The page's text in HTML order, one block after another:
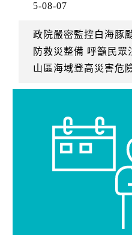
5-08-07
政院嚴密監控白海豚
防救災整備 呼籲民眾
山區海域登高災害危